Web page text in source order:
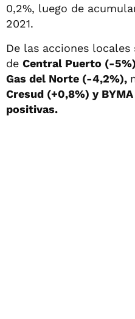
0,2%, luego de
2021.
De las acciones
de Central Puerto (-
Gas del Norte (-4,2%),
Cresud (+0,8%) y
positivas.